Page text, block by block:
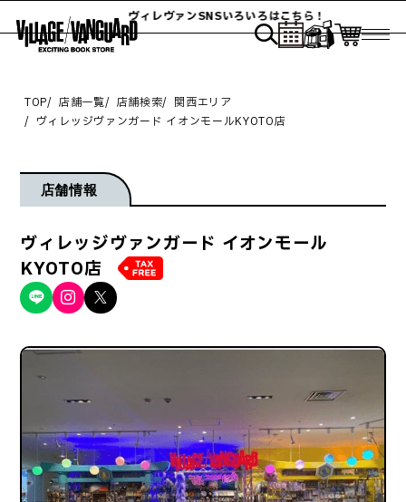
ヴィレヴァンSNSいろいろはこちら！
TOP 店舗一覧 店舗検索
関西エリア
ヴィレッジヴァンガード イオンモールKYOTO店
店舗情報
ヴィレッジヴァンガード イオンモール
KYOTO店